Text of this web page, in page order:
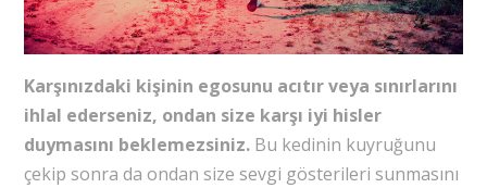
Karşınızdaki kişinin egosunu acıtır veya sınırlarını
ihlal ederseniz, ondan size karşı iyi hisler
duymasını beklemezsiniz.Bu kedinin kuyruğunu
çekip sonra da ondan size sevgi gösterileri sunmasını